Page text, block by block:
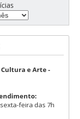
e Arte -
feira das 7h